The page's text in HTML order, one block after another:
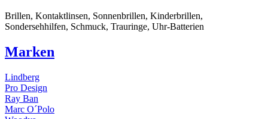
Brillen, Kontaktlinsen, Sonnenbrillen, Kinderbrillen,
Sondersehhilfen, Schmuck, Trauringe, Uhr-Batterien
Marken
Lindberg
Pro Design
Ray Ban
Marc O´Polo